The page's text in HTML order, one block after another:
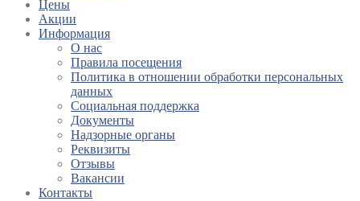
Цены
Акции
Информация
О нас
Правила посещения
Политика в отношении обработки персональных
данных
Социальная поддержка
Документы
Надзорные органы
Реквизиты
Отзывы
Вакансии
Контакты